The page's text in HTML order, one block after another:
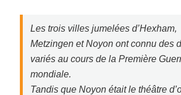
Les trois villes jumelées d’Hexham,
Metzingen et Noyon ont connu des
variés au cours de la Première
mondiale.
Tandis que Noyon était le théâtre